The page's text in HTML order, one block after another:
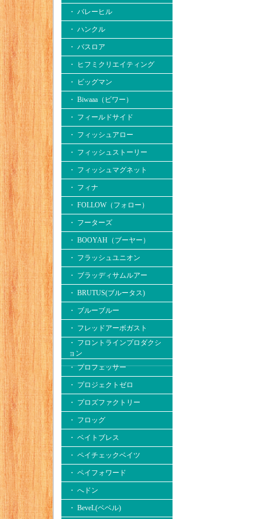
・ バレーヒル
・ ハンクル
・ バスロア
・ ヒフミクリエイティング
・ ビッグマン
・ Biwaaa（ビワー）
・ フィールドサイド
・ フィッシュアロー
・ フィッシュストーリー
・ フィッシュマグネット
・ フィナ
・ FOLLOW（フォロー）
・ フーターズ
・ BOOYAH（ブーヤー）
・ フラッシュユニオン
・ ブラッディサムルアー
・ BRUTUS(ブルータス)
・ ブルーブルー
・ フレッドアーボガスト
・ フロントラインプロダクシ
ョン
・ プロフェッサー
・ プロジェクトゼロ
・ プロズファクトリー
・ フロッグ
・ ベイトブレス
・ ペイチェックベイツ
・ ペイフォワード
・ へドン
・ BeveL(ベベル)